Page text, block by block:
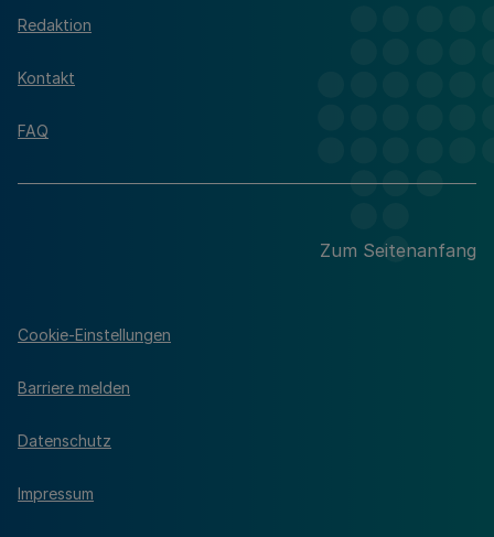
Redaktion
Kontakt
FAQ
Zum Seitenanfang
Cookie-Einstellungen
Barriere melden
Datenschutz
Impressum